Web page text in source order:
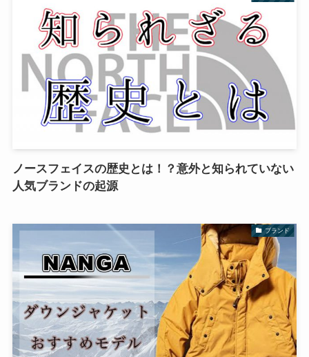
ノースフェイスの歴史とは！？意外と知られていない
人気ブランドの起源
ブランド